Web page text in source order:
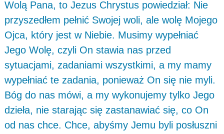
Wolą Pana, to Jezus Chrystus powiedział: Nie
przyszedłem pełnić Swojej woli, ale wolę Mojego
Ojca, który jest w Niebie. Musimy wypełniać
Jego Wolę, czyli On stawia nas przed
sytuacjami, zadaniami wszystkimi, a my mamy
wypełniać te zadania, ponieważ On się nie myli.
Bóg do nas mówi, a my wykonujemy tylko Jego
dzieła, nie starając się zastanawiać się, co On
od nas chce. Chce, abyśmy Jemu byli posłuszni